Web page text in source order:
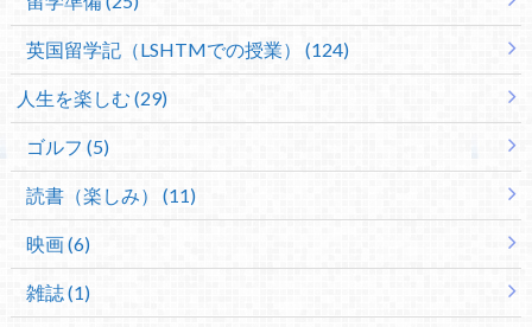
英国留学記（LSHTMでの授業） (124)
人生を楽しむ (29)
ゴルフ (5)
読書（楽しみ） (11)
映画 (6)
雑誌 (1)